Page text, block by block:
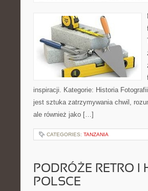
inspiracji. Kategorie: Historia
jest sztuka zatrzymywania chwil,
ale również jako […]
CATEGORIES: TANZANIA
PODRÓŻE RETRO I
POLSCE